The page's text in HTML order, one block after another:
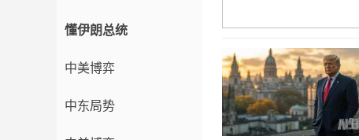
懂伊朗总统
中美博弈
中东局势